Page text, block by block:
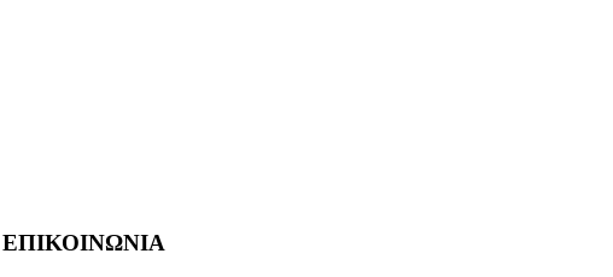
ΕΠΙΚΟΙΝΩΝΙΑ